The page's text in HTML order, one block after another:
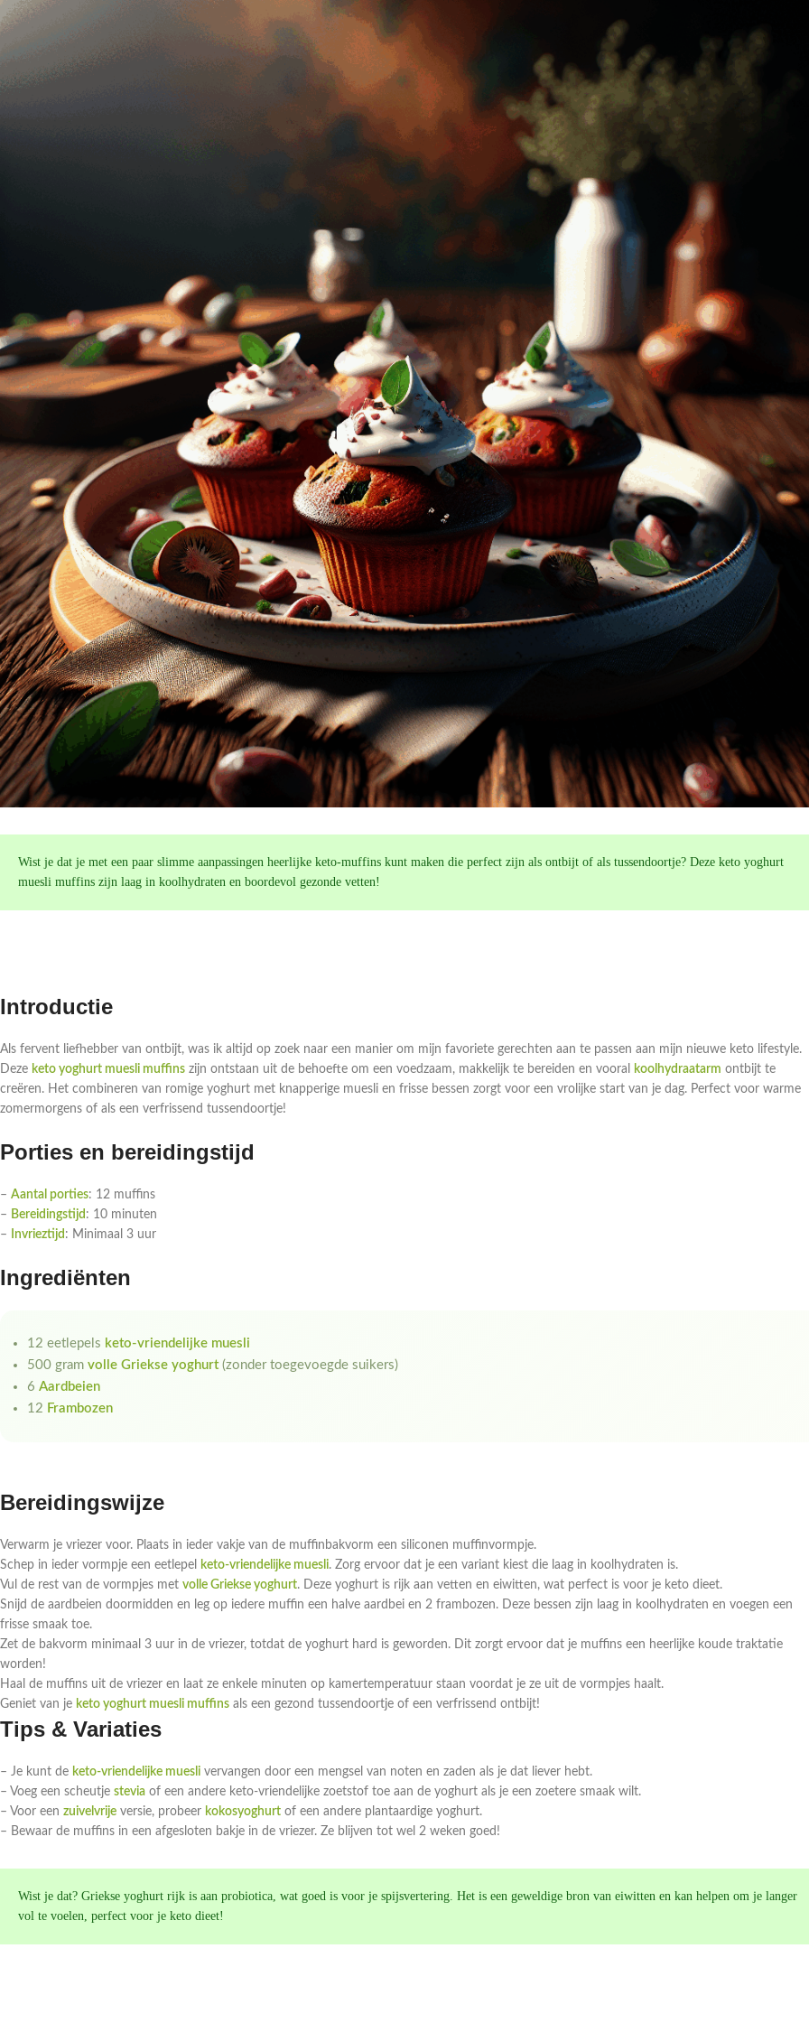
Wist je dat je met een paar slimme aanpassingen heerlijke keto-muffins kunt maken die perfect zijn als ontbijt of als tussendoortje? Deze keto yoghurt
muesli muffins zijn laag in koolhydraten en boordevol gezonde vetten!
Introductie
Als fervent liefhebber van ontbijt, was ik altijd op zoek naar een manier om mijn favoriete gerechten aan te passen aan mijn nieuwe keto lifestyle.
Deze keto yoghurt muesli muffins zijn ontstaan uit de behoefte om een voedzaam, makkelijk te bereiden en vooral koolhydraatarm ontbijt te
creëren. Het combineren van romige yoghurt met knapperige muesli en frisse bessen zorgt voor een vrolijke start van je dag. Perfect voor warme
zomermorgens of als een verfrissend tussendoortje!
Porties en bereidingstijd
– Aantal porties: 12 muffins
– Bereidingstijd : 10 minuten
–
Invrieztijd : Minimaal 3 uur
Ingrediënten
12 eetlepels keto-vriendelijke muesli
500 gram volle Griekse yoghurt(zonder toegevoegde suikers)
6 Aardbeien
12 Frambozen
Bereidingswijze
Verwarm je vriezer voor. Plaats in ieder vakje van de muffinbakvorm een siliconen muffinvormpje.
Schep in ieder vormpje een eetlepel
keto-vriendelijke muesli. Zorg ervoor dat je een variant kiest die laag in koolhydraten is.
Vul de rest van de vormpjes met volle Griekse yoghurt. Deze yoghurt is rijk aan vetten en eiwitten, wat perfect is voor je keto dieet.
Snijd de aardbeien doormidden en leg op iedere muffin een halve aardbei en 2 frambozen. Deze bessen zijn laag in koolhydraten en voegen een
frisse smaak toe.
Zet de bakvorm minimaal 3 uur in de vriezer, totdat de yoghurt hard is geworden. Dit zorgt ervoor dat je muffins een heerlijke koude traktatie
worden!
Haal de muffins uit de vriezer en laat ze enkele minuten op kamertemperatuur staan voordat je ze uit de vormpjes haalt.
Geniet van je keto yoghurt muesli muffins als een gezond tussendoortje of een verfrissend ontbijt!
Tips & Variaties
– Je kunt de keto-vriendelijke muesli vervangen door een mengsel van noten en zaden als je dat liever hebt.
– Voeg een scheutje stevia of een andere keto-vriendelijke zoetstof toe aan de yoghurt als je een zoetere smaak wilt.
– Voor een zuivelvrije versie, probeer kokosyoghurt of een andere plantaardige yoghurt.
– Bewaar de muffins in een afgesloten bakje in de vriezer. Ze blijven tot wel 2 weken goed!
Wist je dat? Griekse yoghurt rijk is aan probiotica, wat goed is voor je spijsvertering. Het is een geweldige bron van eiwitten en kan helpen om je langer
vol te voelen, perfect voor je keto dieet!